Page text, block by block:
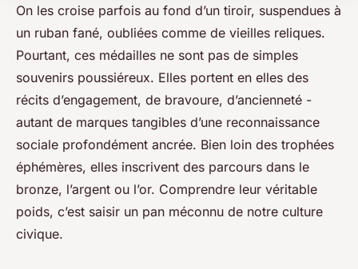
On les croise parfois au fond d’un tiroir, suspendues à
un ruban fané, oubliées comme de vieilles reliques.
Pourtant, ces médailles ne sont pas de simples
souvenirs poussiéreux. Elles portent en elles des
récits d’engagement, de bravoure, d’ancienneté -
autant de marques tangibles d’une reconnaissance
sociale profondément ancrée. Bien loin des trophées
éphémères, elles inscrivent des parcours dans le
bronze, l’argent ou l’or. Comprendre leur véritable
poids, c’est saisir un pan méconnu de notre culture
civique.